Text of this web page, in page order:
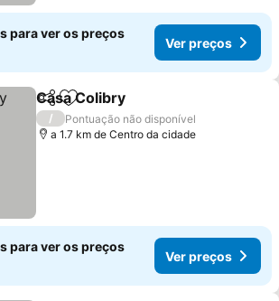
para ver os preços
Ver preços
PartilharAdicionar aos favoritos
Casa Colibry
/
Pontuação não disponível
a 1.7 km de Centro da cidade
para ver os preços
Ver preços